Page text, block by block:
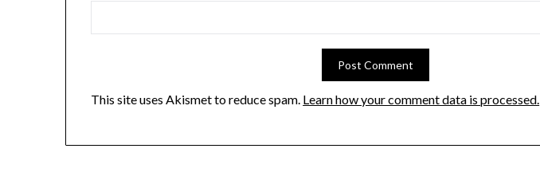
This site uses Akismet to reduce spam. Learn how your comment data is processed.